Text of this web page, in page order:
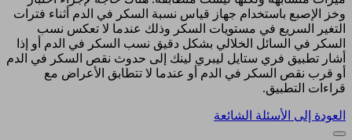
وخز الإصبع باستخدام جهاز قياس نسبة السكر في الدم أثناء فترات
التغير السريع في مستويات السكر وذلك عندما لا تعكس نسب
السكر في السائل الخلالي بشكل دقيق نسب السكر في الدم أو إذا
أشار تطبيق فري ستايل ليبري لينك إلى حدوث نقص السكر في الدم
أو قرب نقص السكر في الدم أو عندما لا تتطابق الأعراض مع
قراءات التطبيق.
العودة إلى الأسئلة الشائعة